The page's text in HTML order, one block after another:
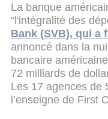
La banque
"l'intégralité des
Bank (SVB), qui a
annoncé dans la
bancaire
72 milliards de
Les 17 agences de
l’enseigne de First